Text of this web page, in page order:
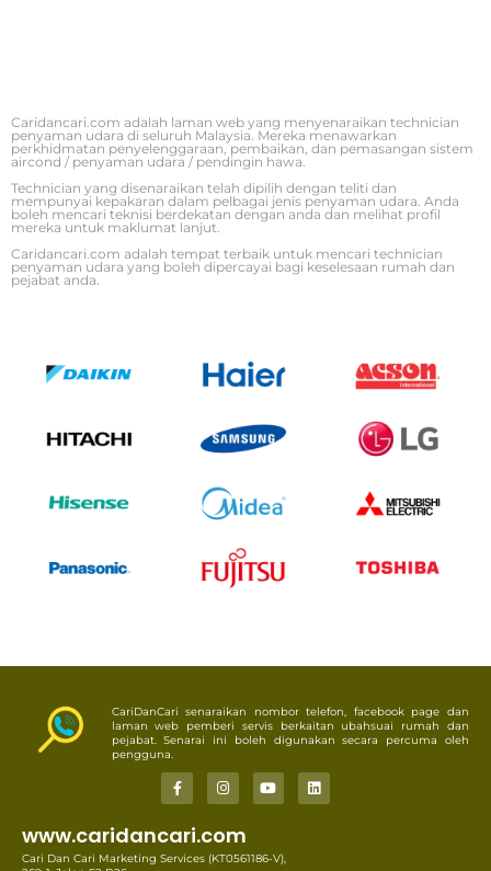
Caridancari.com adalah laman web yang menyenaraikan technician
penyaman udara di seluruh Malaysia. Mereka menawarkan
perkhidmatan penyelenggaraan, pembaikan, dan pemasangan sistem
aircond / penyaman udara / pendingin hawa.
Technician yang disenaraikan telah dipilih dengan teliti dan
mempunyai kepakaran dalam pelbagai jenis penyaman udara. Anda
boleh mencari teknisi berdekatan dengan anda dan melihat profil
mereka untuk maklumat lanjut.
Caridancari.com adalah tempat terbaik untuk mencari technician
penyaman udara yang boleh dipercayai bagi keselesaan rumah dan
pejabat anda.
CariDanCari senaraikan nombor telefon, facebook page dan
laman web pemberi servis berkaitan ubahsuai rumah dan
pejabat. Senarai ini boleh digunakan secara percuma oleh
pengguna.
www.caridancari.com
Cari Dan Cari Marketing Services (KT0561186-V),